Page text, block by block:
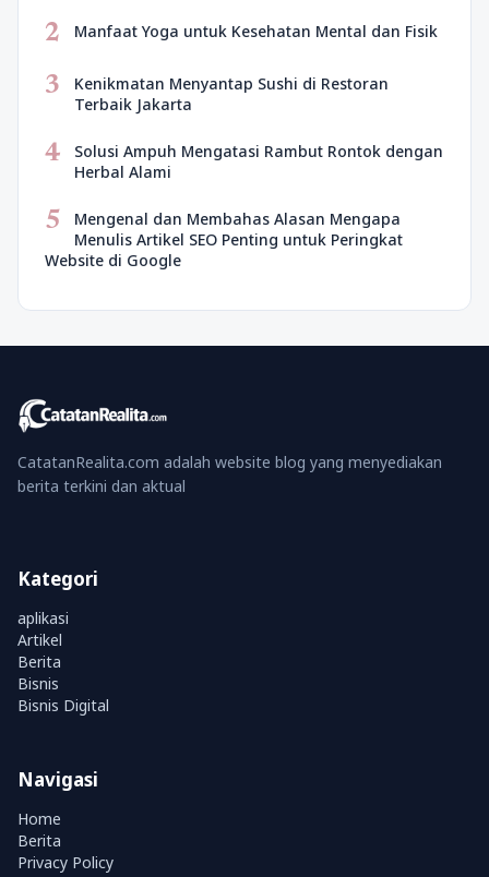
2 Manfaat Yoga untuk Kesehatan Mental dan Fisik
3
Kenikmatan Menyantap Sushi di Restoran
Terbaik Jakarta
4
Solusi Ampuh Mengatasi Rambut Rontok dengan
Herbal Alami
5
Mengenal dan Membahas Alasan Mengapa
Menulis Artikel SEO Penting untuk Peringkat
Website di Google
CatatanRealita.com adalah website blog yang menyediakan
berita terkini dan aktual
Kategori
aplikasi
Artikel
Berita
Bisnis
Bisnis Digital
Navigasi
Home
Berita
Privacy Policy